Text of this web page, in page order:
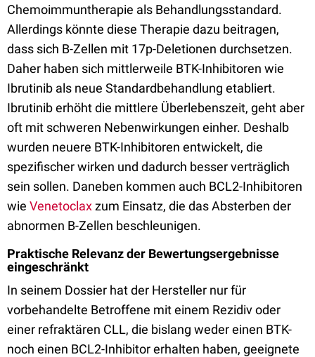
Chemoimmuntherapie als Behandlungsstandard.
Allerdings könnte diese Therapie dazu beitragen,
dass sich B-Zellen mit 17p-Deletionen durchsetzen.
Daher haben sich mittlerweile BTK-Inhibitoren wie
Ibrutinib als neue Standardbehandlung etabliert.
Ibrutinib erhöht die mittlere Überlebenszeit, geht aber
oft mit schweren Nebenwirkungen einher. Deshalb
wurden neuere BTK-Inhibitoren entwickelt, die
spezifischer wirken und dadurch besser verträglich
sein sollen. Daneben kommen auch BCL2-Inhibitoren
wie Venetoclaxzum Einsatz, die das Absterben der
abnormen B-Zellen beschleunigen.
Praktische Relevanz der Bewertungsergebnisse
eingeschränkt
In seinem Dossier hat der Hersteller nur für
vorbehandelte Betroffene mit einem Rezidiv oder
einer refraktären CLL, die bislang weder einen BTK-
noch einen BCL2-Inhibitor erhalten haben, geeignete